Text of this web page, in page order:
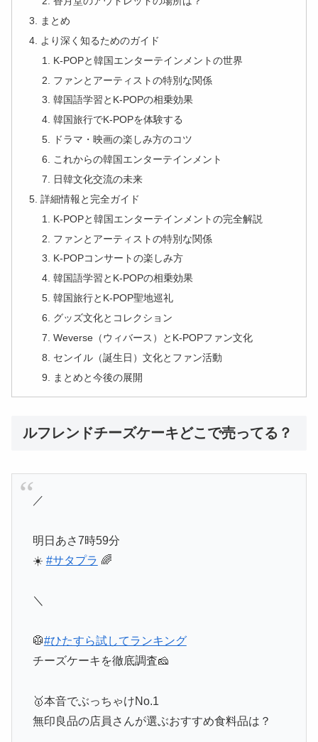
まとめ
より深く知るためのガイド
K-POPと韓国エンターテインメントの世界
ファンとアーティストの特別な関係
韓国語学習とK-POPの相乗効果
韓国旅行でK-POPを体験する
ドラマ・映画の楽しみ方のコツ
これからの韓国エンターテインメント
日韓文化交流の未来
詳細情報と完全ガイド
K-POPと韓国エンターテインメントの完全解説
ファンとアーティストの特別な関係
K-POPコンサートの楽しみ方
韓国語学習とK-POPの相乗効果
韓国旅行とK-POP聖地巡礼
グッズ文化とコレクション
Weverse（ウィバース）とK-POPファン文化
センイル（誕生日）文化とファン活動
まとめと今後の展開
ルフレンドチーズケーキどこで売ってる？
／
明日あさ7時59分
☀️ #サタプラ 🌈
＼
🥼#ひたすら試してランキング
チーズケーキを徹底調査🧀
🥇本音でぶっちゃけNo.1
無印良品の店員さんが選ぶおすすめ食料品は？